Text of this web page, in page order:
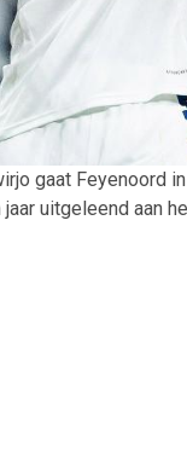
gaat Feyenoord
uitgeleend aan